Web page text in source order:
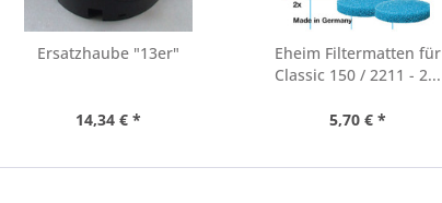
Ersatzhaube "13er"
14,34 € *
Eheim Filtermatten für
Classic 150 / 2211 - 2...
5,70 € *